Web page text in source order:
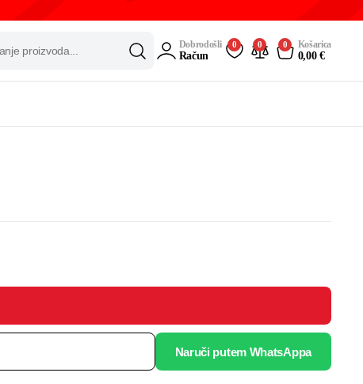
Dobrodošli
Račun
0 0 0 Košarica
0,00 €
Naruči putem WhatsAppa